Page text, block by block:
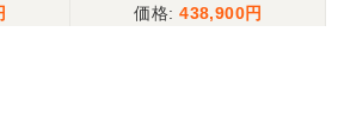
438,900